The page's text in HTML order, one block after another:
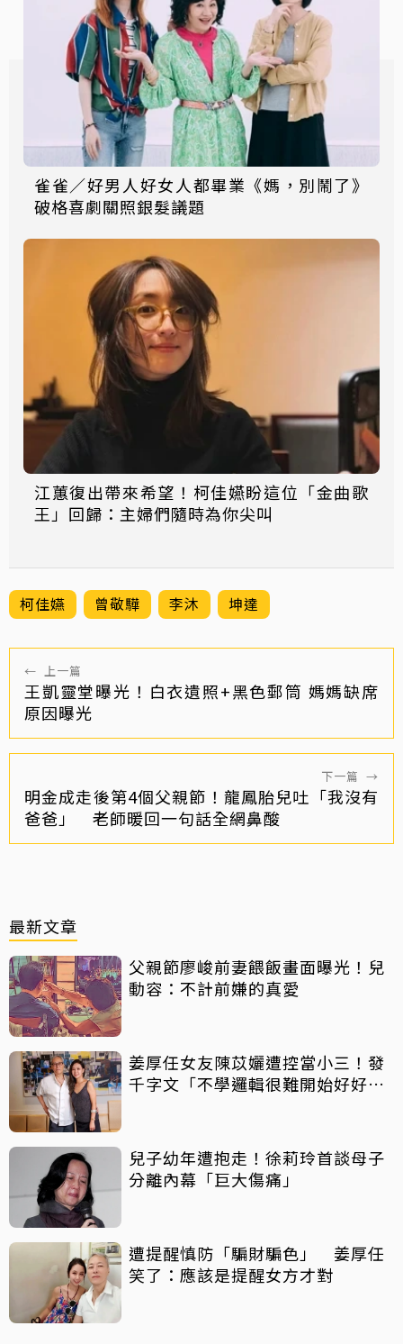
雀雀／好男人好女人都畢業《媽，別鬧了》
破格喜劇關照銀髮議題
江蕙復出帶來希望！柯佳嬿盼這位「金曲歌
王」回歸：主婦們隨時為你尖叫
柯佳嬿 曾敬驊 李沐 坤達
← 上一篇
王凱靈堂曝光！白衣遺照+黑色郵筒 媽媽缺席
原因曝光
下一篇 →
明金成走後第4個父親節！龍鳳胎兒吐「我沒有
爸爸」 老師暖回一句話全網鼻酸
最新文章
父親節廖峻前妻餵飯畫面曝光！兒
動容：不計前嫌的真愛
姜厚任女友陳苡孋遭控當小三！發
千字文「不學邏輯很難開始好好
兒子幼年遭抱走！徐莉玲首談母子
分離內幕「巨大傷痛」
遭提醒慎防「騙財騙色」 姜厚任
笑了：應該是提醒女方才對